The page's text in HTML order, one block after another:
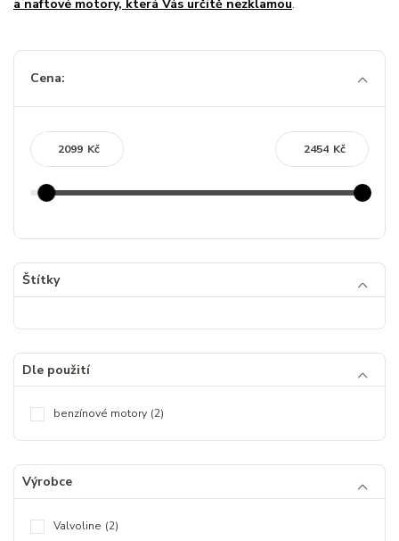
a naftové motory, která Vás určitě nezklamou.
Cena:
Kč Kč
Štítky
Dle použití
benzínové motory (2)
Výrobce
Valvoline (2)